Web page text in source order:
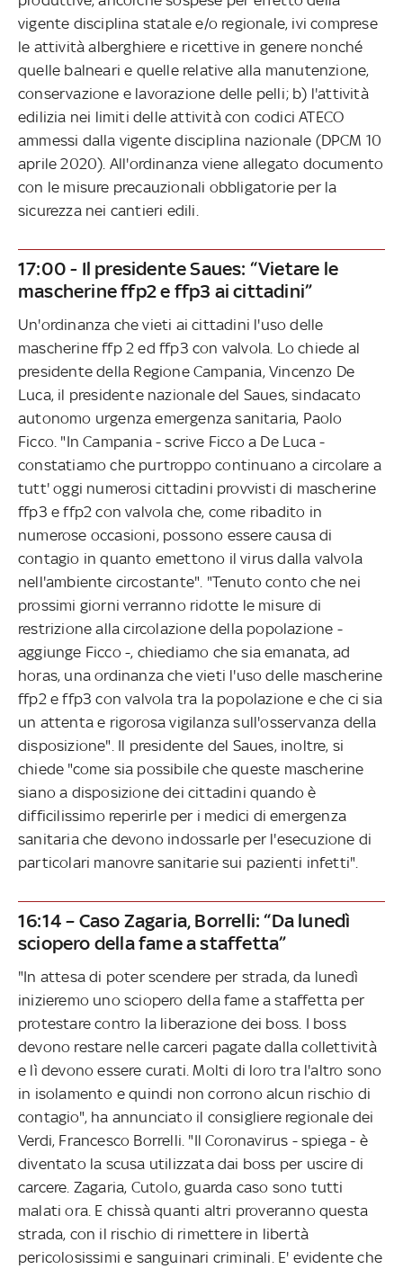
vigente disciplina statale e/o regionale, ivi comprese
le attività alberghiere e ricettive in genere nonché
quelle balneari e quelle relative alla manutenzione,
conservazione e lavorazione delle pelli; b) l'attività
edilizia nei limiti delle attività con codici ATECO
ammessi dalla vigente disciplina nazionale (DPCM 10
aprile 2020). All'ordinanza viene allegato documento
con le misure precauzionali obbligatorie per la
sicurezza nei cantieri edili.
17:00 - Il presidente Saues: “Vietare le
mascherine ffp2 e ffp3 ai cittadini”
Un'ordinanza che vieti ai cittadini l'uso delle
mascherine ffp 2 ed ffp3 con valvola. Lo chiede al
presidente della Regione Campania, Vincenzo De
Luca, il presidente nazionale del Saues, sindacato
autonomo urgenza emergenza sanitaria, Paolo
Ficco. "In Campania - scrive Ficco a De Luca -
constatiamo che purtroppo continuano a circolare a
tutt' oggi numerosi cittadini provvisti di mascherine
ffp3 e ffp2 con valvola che, come ribadito in
numerose occasioni, possono essere causa di
contagio in quanto emettono il virus dalla valvola
nell'ambiente circostante". "Tenuto conto che nei
prossimi giorni verranno ridotte le misure di
restrizione alla circolazione della popolazione -
aggiunge Ficco -, chiediamo che sia emanata, ad
horas, una ordinanza che vieti l'uso delle mascherine
ffp2 e ffp3 con valvola tra la popolazione e che ci sia
un attenta e rigorosa vigilanza sull'osservanza della
disposizione". Il presidente del Saues, inoltre, si
chiede "come sia possibile che queste mascherine
siano a disposizione dei cittadini quando è
difficilissimo reperirle per i medici di emergenza
sanitaria che devono indossarle per l'esecuzione di
particolari manovre sanitarie sui pazienti infetti".
16:14 – Caso Zagaria, Borrelli: “Da lunedì
sciopero della fame a staffetta”
"In attesa di poter scendere per strada, da lunedì
inizieremo uno sciopero della fame a staffetta per
protestare contro la liberazione dei boss. I boss
devono restare nelle carceri pagate dalla collettività
e lì devono essere curati. Molti di loro tra l'altro sono
in isolamento e quindi non corrono alcun rischio di
contagio", ha annunciato il consigliere regionale dei
Verdi, Francesco Borrelli. "Il Coronavirus - spiega - è
diventato la scusa utilizzata dai boss per uscire di
carcere. Zagaria, Cutolo, guarda caso sono tutti
malati ora. E chissà quanti altri proveranno questa
strada, con il rischio di rimettere in libertà
pericolosissimi e sanguinari criminali. E' evidente che